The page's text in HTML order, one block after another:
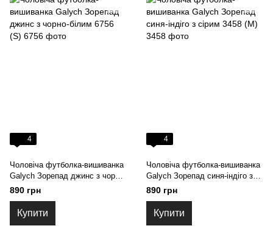
4
Чоловіча футболка-вишиванка
Galych Зорепад джинс з чорно-
білим 6756 (S)
890 грн
Купити
4
Чоловіча футболка-вишиванка
Galych Зорепад синя-індіго з
сірим 3458 (M)
890 грн
Купити